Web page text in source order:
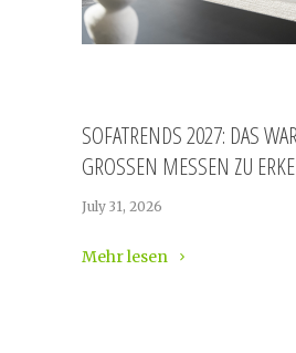
SOFATRENDS 2027: DAS
GROSSEN MESSEN ZU
July 31, 2026
Mehr lesen